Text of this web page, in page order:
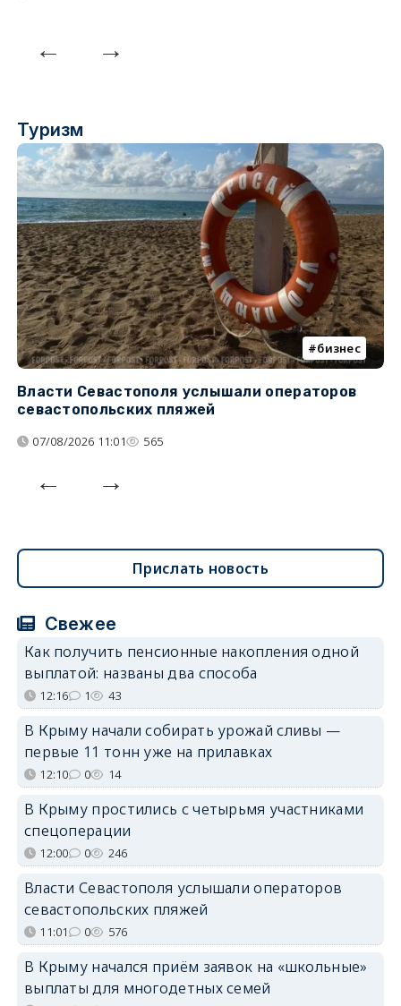
Туризм
бизнес
Власти Севастополя услышали операторов
севастопольских пляжей
07/08/2026 11:01 565
Прислать новость
Свежее
Как получить пенсионные накопления одной
выплатой: названы два способа
12:16 1 43
В Крыму начали собирать урожай сливы —
первые 11 тонн уже на прилавках
12:10 0 14
В Крыму простились с четырьмя участниками
спецоперации
12:00 0 246
Власти Севастополя услышали операторов
севастопольских пляжей
11:01 0 576
В Крыму начался приём заявок на «школьные»
выплаты для многодетных семей